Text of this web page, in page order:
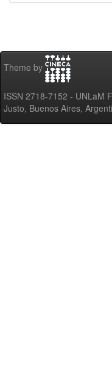
Theme by
ISSN 2718-7152 - UNLaM
Justo, Buenos Aires,